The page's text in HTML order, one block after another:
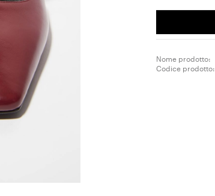
Nome prodotto:
Codice prodotto: